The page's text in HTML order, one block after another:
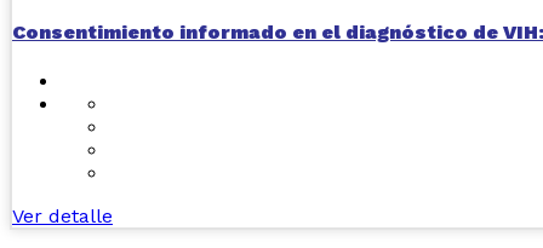
Consentimiento informado en el diagnóstico de VIH:
Ver detalle